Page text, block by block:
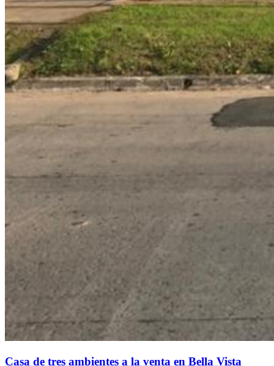
Casa de tres ambientes a la venta en Bella Vista